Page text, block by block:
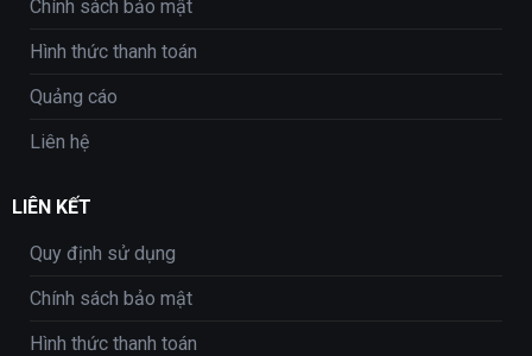
Chính sách bảo mật
Hình thức thanh toán
Quảng cáo
Liên hệ
LIÊN KẾT
Quy định sử dụng
Chính sách bảo mật
Hình thức thanh toán